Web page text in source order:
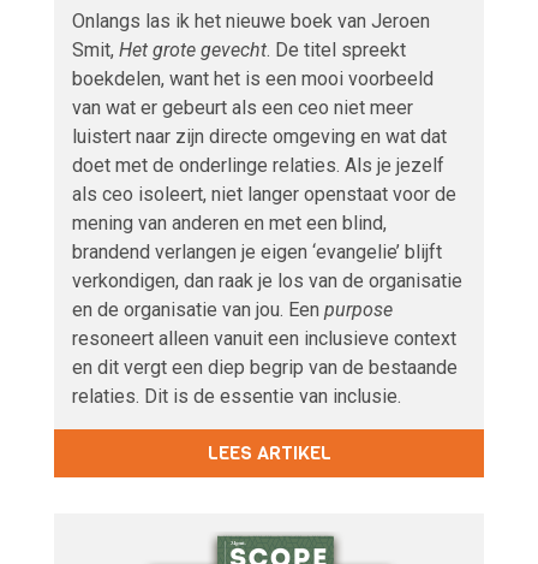
Onlangs las ik het nieuwe boek van Jeroen
Smit, Het grote gevecht. De titel spreekt
boekdelen, want het is een mooi voorbeeld
van wat er gebeurt als een ceo niet meer
luistert naar zijn directe omgeving en wat dat
doet met de onderlinge relaties. Als je jezelf
als ceo isoleert, niet langer openstaat voor de
mening van anderen en met een blind,
brandend verlangen je eigen ‘evangelie’ blijft
verkondigen, dan raak je los van de organisatie
en de organisatie van jou. Een purpose
resoneert alleen vanuit een inclusieve context
en dit vergt een diep begrip van de bestaande
relaties. Dit is de essentie van inclusie.
LEES ARTIKEL